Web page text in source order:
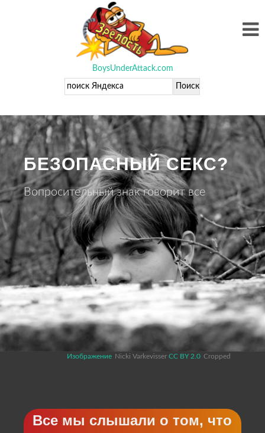
BoysUnderAttack.com
БЕЗОПАСНЫЙ СЕКС?
Вопросительный знак говорит все
Изображение Nicki Varkevisser CC BY 2.0 Cropped
Все мы слышали о том, что